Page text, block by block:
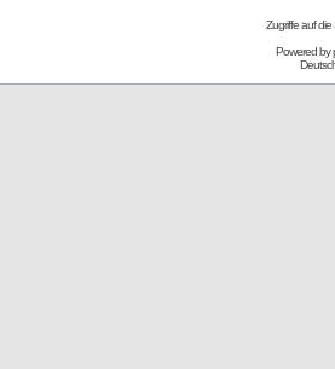
Zugriffe auf
Powered by